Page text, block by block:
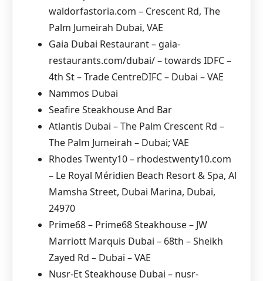
waldorfastoria.com – Crescent Rd, The
Palm Jumeirah Dubai, VAE
Gaia Dubai Restaurant – gaia-
restaurants.com/dubai/ – towards IDFC –
4th St – Trade CentreDIFC – Dubai – VAE
Nammos Dubai
Seafire Steakhouse And Bar
Atlantis Dubai – The Palm Crescent Rd –
The Palm Jumeirah – Dubai; VAE
Rhodes Twenty10 – rhodestwenty10.com
– Le Royal Méridien Beach Resort & Spa, Al
Mamsha Street, Dubai Marina, Dubai,
24970
Prime68 – Prime68 Steakhouse – JW
Marriott Marquis Dubai – 68th – Sheikh
Zayed Rd – Dubai – VAE
Nusr-Et Steakhouse Dubai – nusr-